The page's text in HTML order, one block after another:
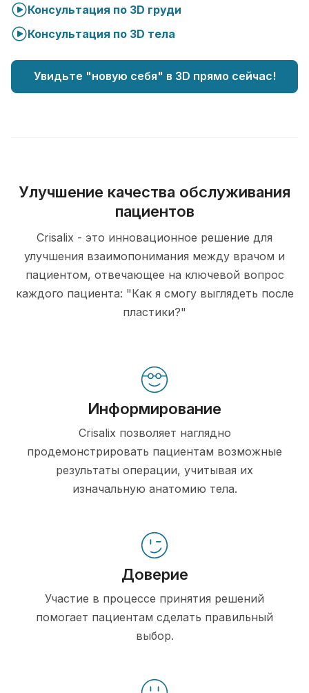
Консультация по 3D груди
Консультация по 3D тела
Увидьте "новую себя" в 3D прямо сейчас!
Улучшение качества обслуживания
пациентов
Crisalix - это инновационное решение для
улучшения взаимопонимания между врачом и
пациентом, отвечающее на ключевой вопрос
каждого пациента: "Как я смогу выглядеть после
пластики?"
Информирование
Crisalix позволяет наглядно
продемонстрировать пациентам возможные
результаты операции, учитывая их
изначальную анатомию тела.
Доверие
Участие в процессе принятия решений
помогает пациентам сделать правильный
выбор.